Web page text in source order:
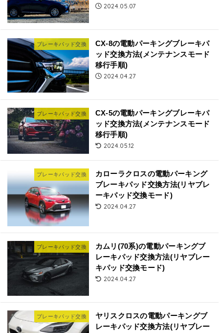
2024.05.07
ブレーキパッド交換
CX-8の電動パーキングブレーキパ
ッド交換方法(メンテナンスモード
移行手順)
2024.04.27
ブレーキパッド交換
CX-5の電動パーキングブレーキパ
ッド交換方法(メンテナンスモード
移行手順)
2024.05.12
ブレーキパッド交換
カローラクロスの電動パーキング
ブレーキパッド交換方法(リヤブレ
ーキパッド交換モード)
2024.04.27
ブレーキパッド交換
カムリ(70系)の電動パーキングブ
レーキパッド交換方法(リヤブレー
キパッド交換モード)
2024.04.27
ブレーキパッド交換
ヤリスクロスの電動パーキングブ
レーキパッド交換方法(リヤブレー